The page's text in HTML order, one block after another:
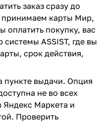
заказ сразу до
карты Мир,
оплатить покупку, вас
системы ASSIST, где вы
срок действия,
пункте выдачи. Опция
не во всех
Яндекс Маркета и
Проверить